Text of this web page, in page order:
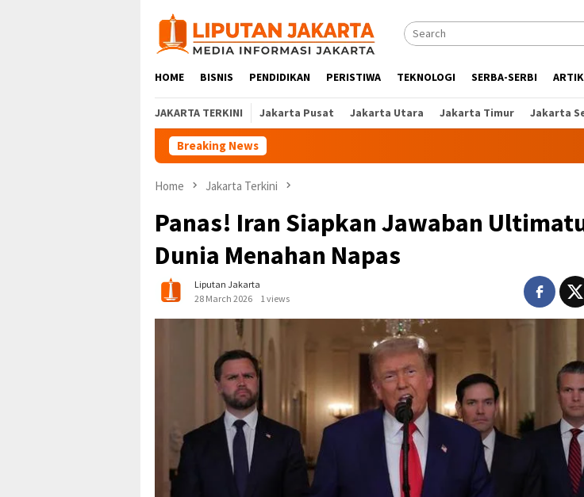
content
HOME BISNIS PENDIDIKAN PERISTIWA TEKNOLOGI SERBA-SERBI
JAKARTA TERKINI Jakarta Pusat Jakarta Utara Jakarta Timur Jakarta
Breaking News 140
Home Jakarta Terkini
Panas! Iran Siapkan Jawaban
Dunia Menahan Napas
Liputan Jakarta
28 March 2026
1 views